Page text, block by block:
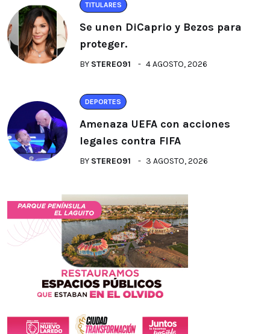
TITULARES
Se unen DiCaprio y Bezos para
proteger.
BY STEREO91 4 AGOSTO, 2026
DEPORTES
Amenaza UEFA con acciones
legales contra FIFA
BY STEREO91 3 AGOSTO, 2026